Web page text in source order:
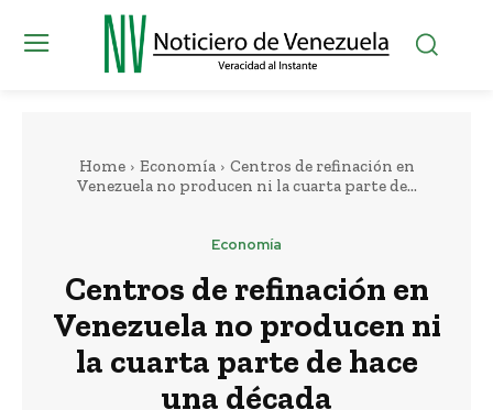
Home Economía
Centros de refinación en
Venezuela no producen ni la cuarta parte de...
Economía
Centros de refinación en
Venezuela no producen ni
la cuarta parte de hace
una década